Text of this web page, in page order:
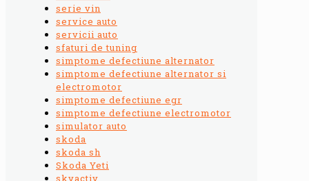
serie vin
service auto
servicii auto
sfaturi de tuning
simptome defectiune alternator
simptome defectiune alternator si
electromotor
simptome defectiune egr
simptome defectiune electromotor
simulator auto
skoda
skoda sh
Skoda Yeti
skyactiv